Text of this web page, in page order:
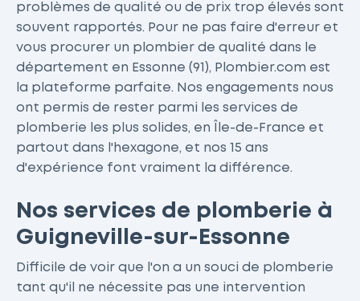
problèmes de qualité ou de prix trop élevés sont
souvent rapportés. Pour ne pas faire d'erreur et
vous procurer un plombier de qualité dans le
département en Essonne (91), Plombier.com est
la plateforme parfaite. Nos engagements nous
ont permis de rester parmi les services de
plomberie les plus solides, en Île-de-France et
partout dans l'hexagone, et nos 15 ans
d'expérience font vraiment la différence.
Nos services de plomberie à
Guigneville-sur-Essonne
Difficile de voir que l'on a un souci de plomberie
tant qu'il ne nécessite pas une intervention